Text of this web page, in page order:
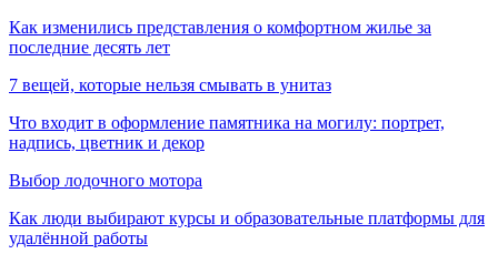
Как изменились представления о комфортном жилье за
последние десять лет
7 вещей, которые нельзя смывать в унитаз
Что входит в оформление памятника на могилу: портрет,
надпись, цветник и декор
Выбор лодочного мотора
Как люди выбирают курсы и образовательные платформы для
удалённой работы